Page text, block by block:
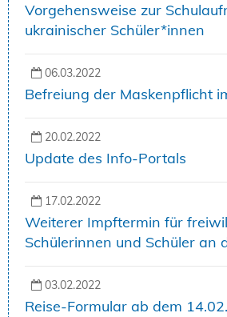
Vorgehensweise zur
ukrainischer Schüler*innen
06.03.2022
Befreiung der Maskenpflicht
20.02.2022
Update des Info-Portals
17.02.2022
Weiterer Impftermin für
Schülerinnen und Schüler an
03.02.2022
Reise-Formular ab dem